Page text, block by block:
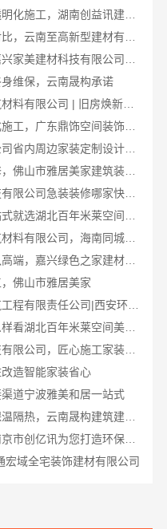
雨花区专业房屋翻新透明化施工，湖南创益讯建筑有限公司
维保，云南晟构承诺
海南万赢饰家新型建筑材料有限公司 | 旧房焕新吊顶造型
珠三角正规装饰透明化施工，广东鼎饰空间装饰工程有限公司
浙江乐享新材料有限公司省内周边家装定制设计大概报价
佛山禅城全包家装装修，佛山市雅居美家建筑装饰工程有限公司
同城快装（湖北）科技有限公司急装装修哪家快品质施工
海南万赢饰家新型建筑材料有限公司，海南同城家装免费勘测享服务
同城知名室内设计团队高端，嘉兴绿色之家建材科技有限公司定制美学
佛山市雅居美家
居安天成（西安）建筑工程有限责任公司|西安环保家装公寓自有施工队
武汉高端家装口碑怎么样看湖北百年米莱空间美学装饰材料有限公司
宁波雅美和居建材科技有限公司，匠心施工家装对接渠道
造智能家装省心
道宁波雅美和居一站式
盘龙重钢装配式别墅保温隔热，云南晟构建筑建材有限公司专业施工
个性化装饰怎么样？南京市创亿讯为您打造环保家装
宏域全宅装饰建材有限公司